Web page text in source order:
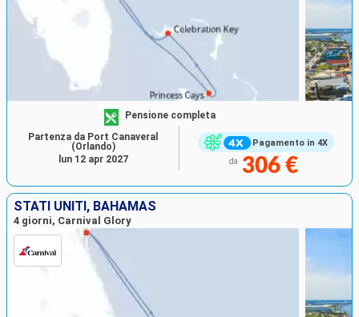
Pagamento in 4X
Pensione completa
da 306 €
Partenza da Port Canaveral
(Orlando)
lun 12 apr 2027
STATI UNITI, BAHAMAS
4 giorni, Carnival Glory